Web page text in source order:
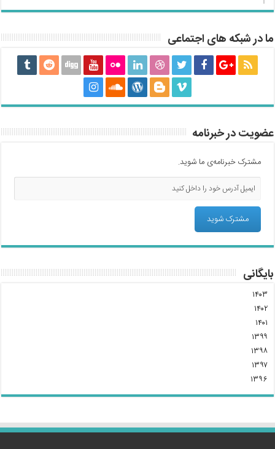
ما در شبکه های اجتماعی
عضویت در خبرنامه
مشترک خبرنامه‌ی ما شوید.
بایگانی
۱۴۰۳
۱۴۰۲
۱۴۰۱
۱۳۹۹
۱۳۹۸
۱۳۹۷
۱۳۹۶